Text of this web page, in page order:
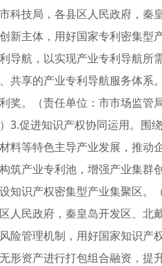
科技局，各县区人民政府，
新主体，用好国家专利密集
导航，以实现产业专利导航
共享的产业专利导航服务体
奖。（责任单位：市市场监
3.促进知识产权协同运用。围
料等特色主导产业发展，推
筑产业专利池，增强产业集
知识产权密集型产业集聚区
人民政府，秦皇岛开发区、
险管理机制，用好国家知识
形资产进行打包组合融资，